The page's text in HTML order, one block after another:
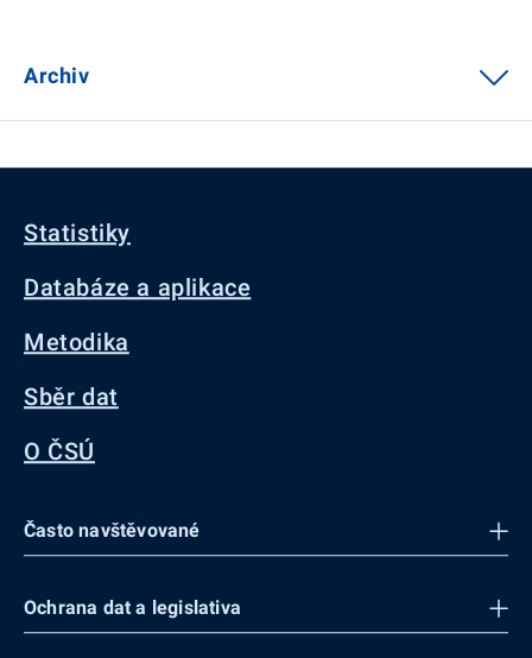
Archiv
Statistiky
Databáze a aplikace
Metodika
Sběr dat
O ČSÚ
Často navštěvované
Ochrana dat a legislativa